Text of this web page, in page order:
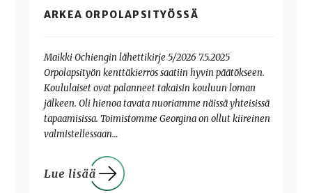
ARKEA ORPOLAPSITYÖSSÄ
Maikki Ochiengin lähettikirje 5/2026 7.5.2025
Orpolapsityön kenttäkierros saatiin hyvin päätökseen.
Koululaiset ovat palanneet takaisin kouluun loman
jälkeen. Oli hienoa tavata nuoriamme näissä yhteisissä
tapaamisissa. Toimistomme Georgina on ollut kiireinen
valmistellessaan…